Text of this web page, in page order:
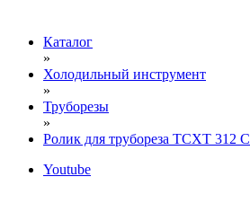
Каталог
»
Холодильный инструмент
»
Труборезы
»
Ролик для трубореза TCXT 312 C
Youtube